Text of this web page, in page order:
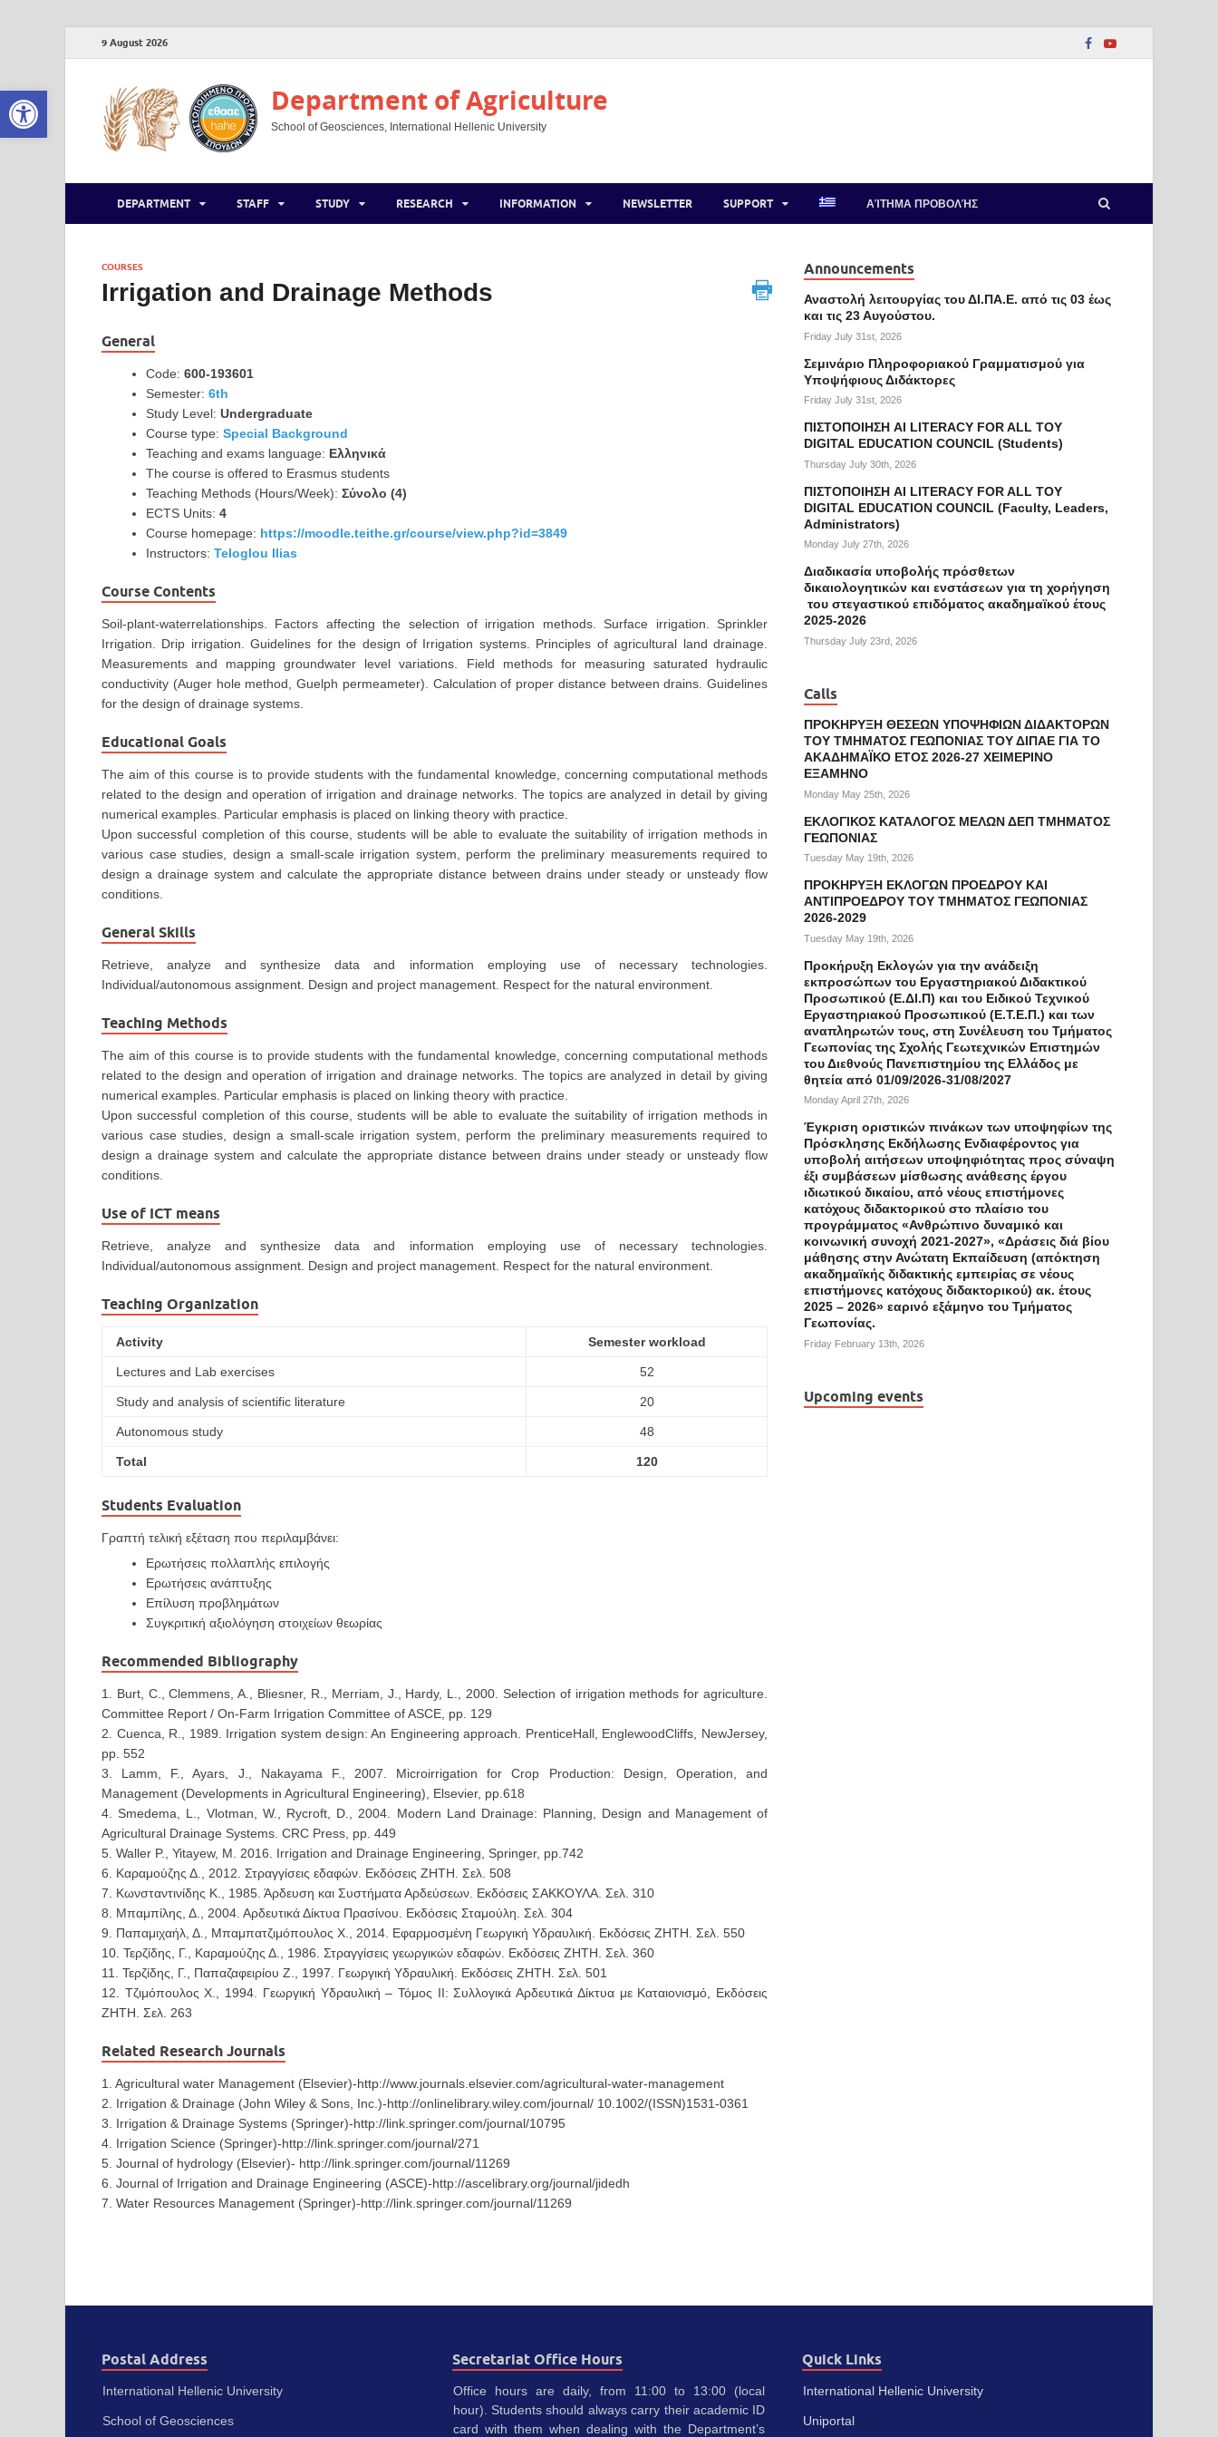
Open toolbar
9 August 2026
Department of Agriculture
School of Geosciences, International Hellenic University
DEPARTMENT STAFF STUDY RESEARCH INFORMATION NEWSLETTER SUPPORT ΑΊΤΗΜΑ ΠΡΟΒΟΛΉΣ
COURSES
Irrigation and Drainage Methods
General
Code: 600-193601
Semester: 6th
Study Level: Undergraduate
Course type: Special Background
Teaching and exams language: Ελληνικά
The course is offered to Erasmus students
Teaching Methods (Hours/Week): Σύνολο (4)
ECTS Units: 4
Course homepage: https://moodle.teithe.gr/course/view.php?id=3849
Instructors: Teloglou Ilias
Course Contents
Soil-plant-waterrelationships. Factors affecting the selection of irrigation methods. Surface irrigation. Sprinkler
Irrigation. Drip irrigation. Guidelines for the design of Irrigation systems. Principles of agricultural land drainage.
Measurements and mapping groundwater level variations. Field methods for measuring saturated hydraulic
conductivity (Auger hole method, Guelph permeameter). Calculation of proper distance between drains. Guidelines
for the design of drainage systems.
Educational Goals
The aim of this course is to provide students with the fundamental knowledge, concerning computational methods
related to the design and operation of irrigation and drainage networks. The topics are analyzed in detail by giving
numerical examples. Particular emphasis is placed on linking theory with practice.
Upon successful completion of this course, students will be able to evaluate the suitability of irrigation methods in
various case studies, design a small-scale irrigation system, perform the preliminary measurements required to
design a drainage system and calculate the appropriate distance between drains under steady or unsteady flow
conditions.
General Skills
Retrieve, analyze and synthesize data and information employing use of necessary technologies.
Individual/autonomous assignment. Design and project management. Respect for the natural environment.
Teaching Methods
The aim of this course is to provide students with the fundamental knowledge, concerning computational methods
related to the design and operation of irrigation and drainage networks. The topics are analyzed in detail by giving
numerical examples. Particular emphasis is placed on linking theory with practice.
Upon successful completion of this course, students will be able to evaluate the suitability of irrigation methods in
various case studies, design a small-scale irrigation system, perform the preliminary measurements required to
design a drainage system and calculate the appropriate distance between drains under steady or unsteady flow
conditions.
Use of ICT means
Retrieve, analyze and synthesize data and information employing use of necessary technologies.
Individual/autonomous assignment. Design and project management. Respect for the natural environment.
Teaching Organization
Activity Semester workload
Lectures and Lab exercises 52
Study and analysis of scientific literature 20
Autonomous study 48
Total 120
Students Evaluation
Γραπτή τελική εξέταση που περιλαμβάνει:
Ερωτήσεις πολλαπλής επιλογής
Ερωτήσεις ανάπτυξης
Επίλυση προβλημάτων
Συγκριτική αξιολόγηση στοιχείων θεωρίας
Recommended Bibliography
1. Burt, C., Clemmens, A., Bliesner, R., Merriam, J., Hardy, L., 2000. Selection of irrigation methods for agriculture.
Committee Report / On-Farm Irrigation Committee of ASCE, pp. 129
2. Cuenca, R., 1989. Irrigation system design: An Engineering approach. PrenticeHall, EnglewoodCliffs, NewJersey,
pp. 552
3. Lamm, F., Ayars, J., Nakayama F., 2007. Microirrigation for Crop Production: Design, Operation, and
Management (Developments in Agricultural Engineering), Elsevier, pp.618
4. Smedema, L., Vlotman, W., Rycroft, D., 2004. Modern Land Drainage: Planning, Design and Management of
Agricultural Drainage Systems. CRC Press, pp. 449
5. Waller P., Yitayew, M. 2016. Irrigation and Drainage Engineering, Springer, pp.742
6. Καραμούζης Δ., 2012. Στραγγίσεις εδαφών. Εκδόσεις ΖΗΤΗ. Σελ. 508
7. Κωνσταντινίδης Κ., 1985. Άρδευση και Συστήματα Αρδεύσεων. Εκδόσεις ΣΑΚΚΟΥΛΑ. Σελ. 310
8. Μπαμπίλης, Δ., 2004. Αρδευτικά Δίκτυα Πρασίνου. Εκδόσεις Σταμούλη. Σελ. 304
9. Παπαμιχαήλ, Δ., Μπαμπατζιμόπουλος Χ., 2014. Εφαρμοσμένη Γεωργική Υδραυλική. Εκδόσεις ΖΗΤΗ. Σελ. 550
10. Τερζίδης, Γ., Καραμούζης Δ., 1986. Στραγγίσεις γεωργικών εδαφών. Εκδόσεις ΖΗΤΗ. Σελ. 360
11. Τερζίδης, Γ., Παπαζαφειρίου Ζ., 1997. Γεωργική Υδραυλική. Εκδόσεις ΖΗΤΗ. Σελ. 501
12. Τζιμόπουλος Χ., 1994. Γεωργική Υδραυλική – Τόμος ΙΙ: Συλλογικά Αρδευτικά Δίκτυα με Καταιονισμό, Εκδόσεις
ΖΗΤΗ. Σελ. 263
Related Research Journals
1. Agricultural water Management (Elsevier)-http://www.journals.elsevier.com/agricultural-water-management
2. Irrigation & Drainage (John Wiley & Sons, Inc.)-http://onlinelibrary.wiley.com/journal/ 10.1002/(ISSN)1531-0361
3. Irrigation & Drainage Systems (Springer)-http://link.springer.com/journal/10795
4. Irrigation Science (Springer)-http://link.springer.com/journal/271
5. Journal of hydrology (Elsevier)- http://link.springer.com/journal/11269
6. Journal of Irrigation and Drainage Engineering (ASCE)-http://ascelibrary.org/journal/jidedh
7. Water Resources Management (Springer)-http://link.springer.com/journal/11269
Announcements
Αναστολή λειτουργίας του ΔΙ.ΠΑ.Ε. από τις 03 έως
και τις 23 Αυγούστου.
Friday July 31st, 2026
Σεμινάριο Πληροφοριακού Γραμματισμού για
Υποψήφιους Διδάκτορες
Friday July 31st, 2026
ΠΙΣΤΟΠΟΙΗΣΗ AI LITERACY FOR ALL ΤΟΥ
DIGITAL EDUCATION COUNCIL (Students)
Thursday July 30th, 2026
ΠΙΣΤΟΠΟΙΗΣΗ AI LITERACY FOR ALL ΤΟΥ
DIGITAL EDUCATION COUNCIL (Faculty, Leaders,
Administrators)
Monday July 27th, 2026
Διαδικασία υποβολής πρόσθετων
δικαιολογητικών και ενστάσεων για τη χορήγηση
του στεγαστικού επιδόματος ακαδημαϊκού έτους
2025-2026
Thursday July 23rd, 2026
Calls
ΠΡΟΚΗΡΥΞΗ ΘΕΣΕΩΝ ΥΠΟΨΗΦΙΩΝ ΔΙΔΑΚΤΟΡΩΝ
ΤΟΥ ΤΜΗΜΑΤΟΣ ΓΕΩΠΟΝΙΑΣ ΤΟΥ ΔΙΠΑΕ ΓΙΑ ΤΟ
ΑΚΑΔΗΜΑΪΚΟ ΕΤΟΣ 2026-27 ΧΕΙΜΕΡΙΝΟ
ΕΞΑΜΗΝΟ
Monday May 25th, 2026
ΕΚΛΟΓΙΚΟΣ ΚΑΤΑΛΟΓΟΣ ΜΕΛΩΝ ΔΕΠ ΤΜΗΜΑΤΟΣ
ΓΕΩΠΟΝΙΑΣ
Tuesday May 19th, 2026
ΠΡΟΚΗΡΥΞΗ ΕΚΛΟΓΩΝ ΠΡΟΕΔΡΟΥ ΚΑΙ
ΑΝΤΙΠΡΟΕΔΡΟΥ ΤΟΥ ΤΜΗΜΑΤΟΣ ΓΕΩΠΟΝΙΑΣ
2026-2029
Tuesday May 19th, 2026
Προκήρυξη Εκλογών για την ανάδειξη
εκπροσώπων του Εργαστηριακού Διδακτικού
Προσωπικού (Ε.ΔΙ.Π) και του Ειδικού Τεχνικού
Εργαστηριακού Προσωπικού (Ε.Τ.Ε.Π.) και των
αναπληρωτών τους, στη Συνέλευση του Τμήματος
Γεωπονίας της Σχολής Γεωτεχνικών Επιστημών
του Διεθνούς Πανεπιστημίου της Ελλάδος με
θητεία από 01/09/2026-31/08/2027
Monday April 27th, 2026
Έγκριση οριστικών πινάκων των υποψηφίων της
Πρόσκλησης Εκδήλωσης Ενδιαφέροντος για
υποβολή αιτήσεων υποψηφιότητας προς σύναψη
έξι συμβάσεων μίσθωσης ανάθεσης έργου
ιδιωτικού δικαίου, από νέους επιστήμονες
κατόχους διδακτορικού στο πλαίσιο του
προγράμματος «Ανθρώπινο δυναμικό και
κοινωνική συνοχή 2021-2027», «Δράσεις διά βίου
μάθησης στην Ανώτατη Εκπαίδευση (απόκτηση
ακαδημαϊκής διδακτικής εμπειρίας σε νέους
επιστήμονες κατόχους διδακτορικού) ακ. έτους
2025 – 2026» εαρινό εξάμηνο του Τμήματος
Γεωπονίας.
Friday February 13th, 2026
Upcoming events
Postal Address
International Hellenic University
School of Geosciences
Secretariat Office Hours
Office hours are daily, from 11:00 to 13:00 (local
hour). Students should always carry their academic ID
card with them when dealing with the Department’s
Quick Links
International Hellenic University
Uniportal